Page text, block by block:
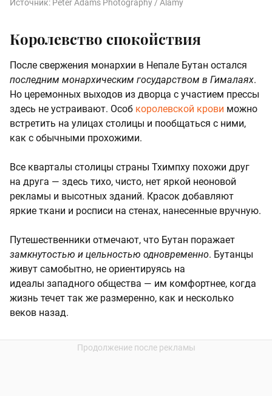
Источник: Peter Adams Photography / Alamy
Королевство спокойствия
После свержения монархии в Непале Бутан остался
последним монархическим государством в Гималаях.
Но церемонных выходов из дворца с участием прессы
здесь не устраивают. Особ королевской крови можно
встретить на улицах столицы и пообщаться с ними,
как с обычными прохожими.
Все кварталы столицы страны Тхимпху похожи друг
на друга — здесь тихо, чисто, нет яркой неоновой
рекламы и высотных зданий. Красок добавляют
яркие ткани и росписи на стенах, нанесенные вручную.
Путешественники отмечают, что Бутан поражает
замкнутостью и цельностью одновременно. Бутанцы
живут самобытно, не ориентируясь на
идеалы западного общества — им комфортнее, когда
жизнь течет так же размеренно, как и несколько
веков назад.